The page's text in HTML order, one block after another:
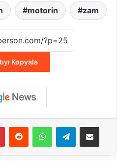
motorin zam
Kopyala
PinterestReddit WhatsAppTelegramE-Posta ile